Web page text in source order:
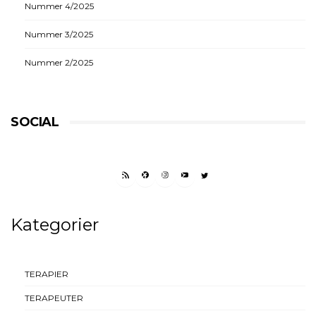
Nummer 4/2025
Nummer 3/2025
Nummer 2/2025
SOCIAL
RSS FEEDFACEBOOK
INSTAGRAM
YOUTUBETWITTER
Kategorier
TERAPIER
TERAPEUTER